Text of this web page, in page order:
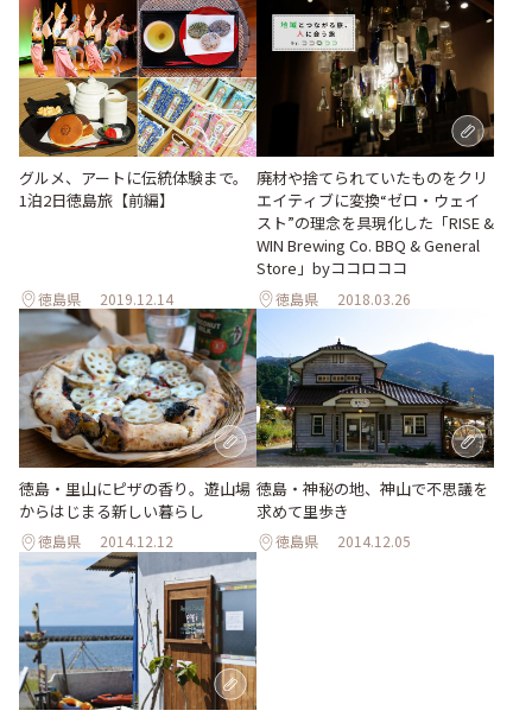
グルメ、アートに伝統体験まで。
1泊2日徳島旅【前編】
徳島県 2019.12.14
廃材や捨てられていたものをクリ
エイティブに変換“ゼロ・ウェイ
スト”の理念を具現化した「RISE &
WIN Brewing Co. BBQ & General
Store」byココロココ
徳島県 2018.03.26
徳島・里山にピザの香り。遊山場
からはじまる新しい暮らし
徳島県 2014.12.12
徳島・神秘の地、神山で不思議を
求めて里歩き
徳島県 2014.12.05